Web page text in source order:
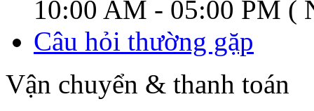
10:00 AM - 05:00 PM (
Câu hỏi thường gặp
Vận chuyển & thanh toán